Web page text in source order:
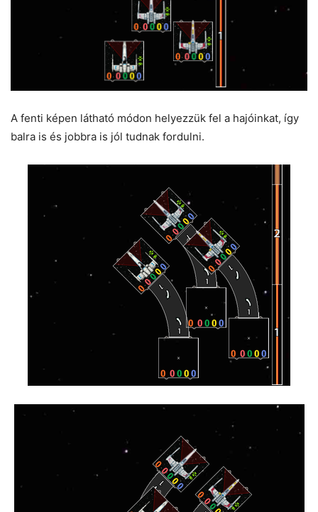
A fenti képen látható módon helyezzük fel a hajóinkat, így
balra is és jobbra is jól tudnak fordulni.